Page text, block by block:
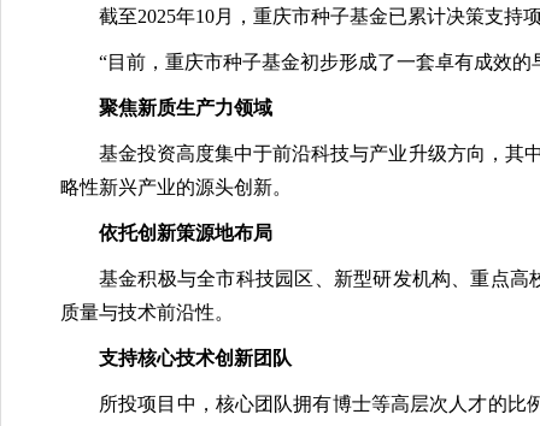
截至2025年10月，重庆市种子基金已累计决策支持
“目前，重庆市种子基金初步形成了一套卓有成效
聚焦新质生产力领域
基金投资高度集中于前沿科技与产业升级方向，其
略性新兴产业的源头创新。
依托创新策源地布局
基金积极与全市科技园区、新型研发机构、重点
质量与技术前沿性。
支持核心技术创新团队
所投项目中，核心团队拥有博士等高层次人才的比